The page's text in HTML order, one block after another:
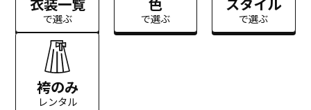
で選ぶ で選ぶ で選ぶ
袴のみ
レンタル